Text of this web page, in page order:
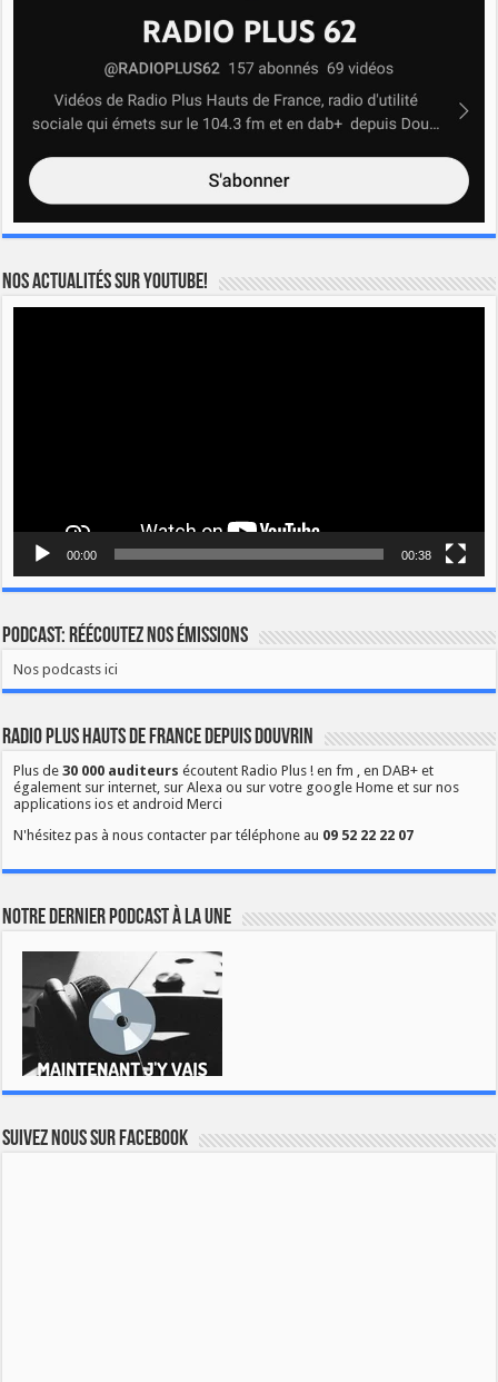
Nos actualités sur YOUTUBE!
00:00 00:38
Podcast: Réécoutez nos émissions
Nos podcasts ici
Radio Plus Hauts de France depuis Douvrin
Plus de30 000 auditeurs écoutent Radio Plus ! en fm , en DAB+ et
également sur internet, sur Alexa ou sur votre google Home et sur nos
applications ios et android Merci
N'hésitez pas à nous contacter par téléphone au 09 52 22 22 07
Notre dernier podcast à la une
Suivez nous sur Facebook